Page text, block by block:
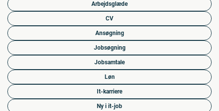
Arbejdsglæde
CV
Ansøgning
Jobsøgning
Jobsamtale
Løn
It-karriere
Ny i it-job